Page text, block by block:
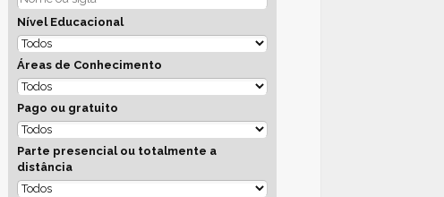
Nível Educacional
Áreas de Conhecimento
Pago ou gratuito
Parte presencial ou totalmente a
distância